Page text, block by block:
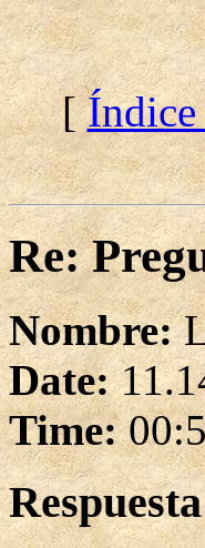
[
Re:
Nombre:
Date:
Time:
Respuesta